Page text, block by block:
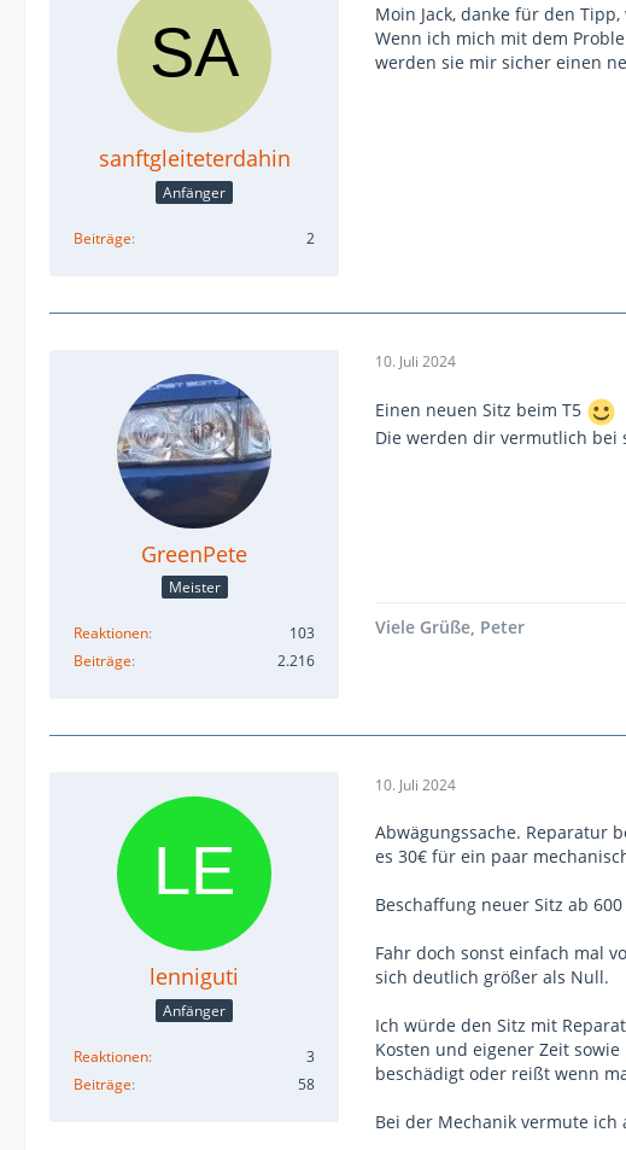
sanftgleiteterdahin
Anfänger
Beiträge 2
Moin Jack, danke für den
Wenn ich mich mit dem
werden sie mir sicher einen
GreenPete
Meister
Reaktionen
103
Beiträge
2.216
10. Juli 2024
Einen neuen Sitz beim T5
Die werden dir vermutlich bei
Viele Grüße, Peter
lenniguti
Anfänger
Reaktionen
3
Beiträge
58
10. Juli 2024
Abwägungssache. Reparatur
es 30€ für ein paar
Beschaffung neuer Sitz ab
Fahr doch sonst einfach mal
sich deutlich größer als Null.
Ich würde den Sitz mit
Kosten und eigener Zeit
beschädigt oder reißt wenn
Bei der Mechanik vermute